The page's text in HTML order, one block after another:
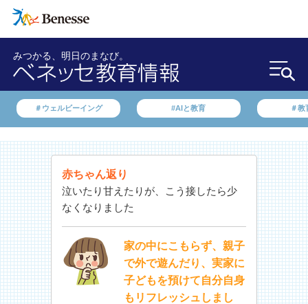
みつかる、明日のまなび。
＃ウェルビーイング #AIと教育 ＃教
赤ちゃん返り
泣いたり甘えたりが、こう接したら少
なくなりました
家の中にこもらず、親子
で外で遊んだり、実家に
子どもを預けて自分自身
もリフレッシュしまし